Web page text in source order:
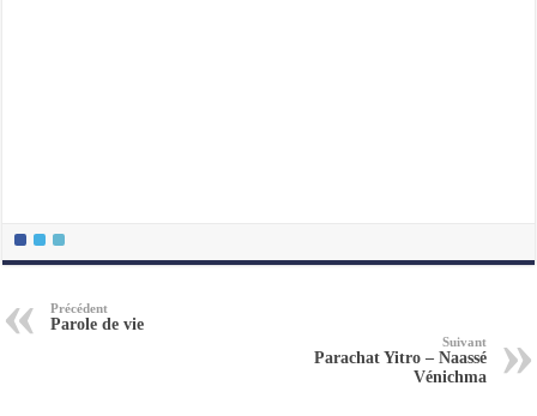
Précédent
Parole de vie
Suivant
Parachat Yitro – Naassé
Vénichma